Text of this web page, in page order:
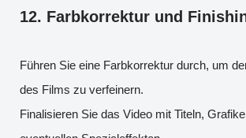
12. Farbkorrektur und
Führen Sie eine Farbkorrektur durch, um
des Films zu verfeinern.
Finalisieren Sie das Video mit Titeln,